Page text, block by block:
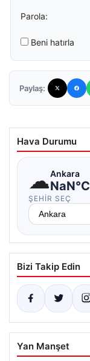
Parola:
Beni hatırla
Paylaş:
Hava Durumu
☁Ankara
NaN°C
ŞEHIR SEÇ
Bizi Takip Edin
Yan Manşet